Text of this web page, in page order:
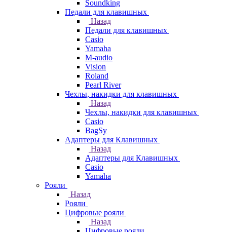
Soundking
Педали для клавишных
Назад
Педали для клавишных
Casio
Yamaha
M-audio
Vision
Roland
Pearl River
Чехлы, накидки для клавишных
Назад
Чехлы, накидки для клавишных
Casio
BagSy
Адаптеры для Клавишных
Назад
Адаптеры для Клавишных
Casio
Yamaha
Рояли
Назад
Рояли
Цифровые рояли
Назад